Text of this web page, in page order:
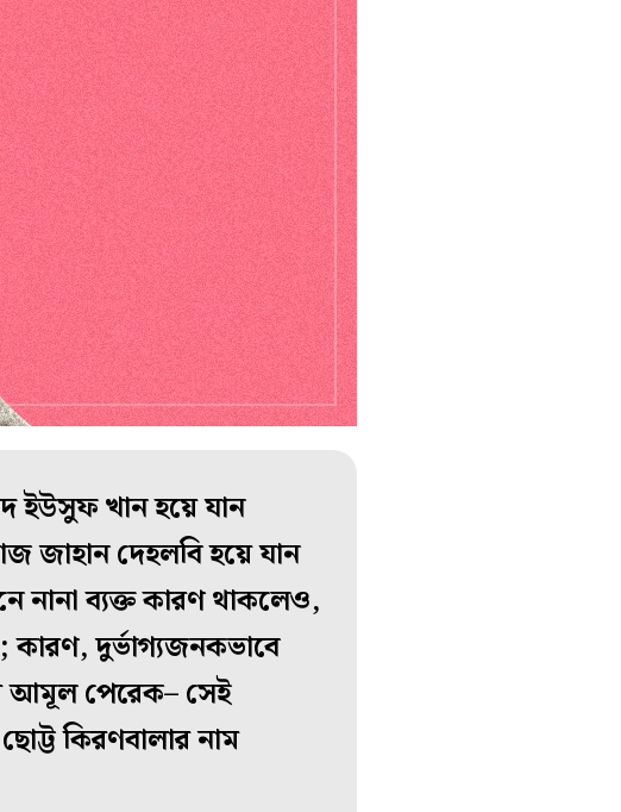
ইউসুফ খান হয়ে যান
জাহান দেহলবি হয়ে যান
নানা ব্যক্ত কারণ থাকলেও,
কারণ, দুর্ভাগ্যজনকভাবে
আমূল পেরেক– সেই
কিরণবালার নাম